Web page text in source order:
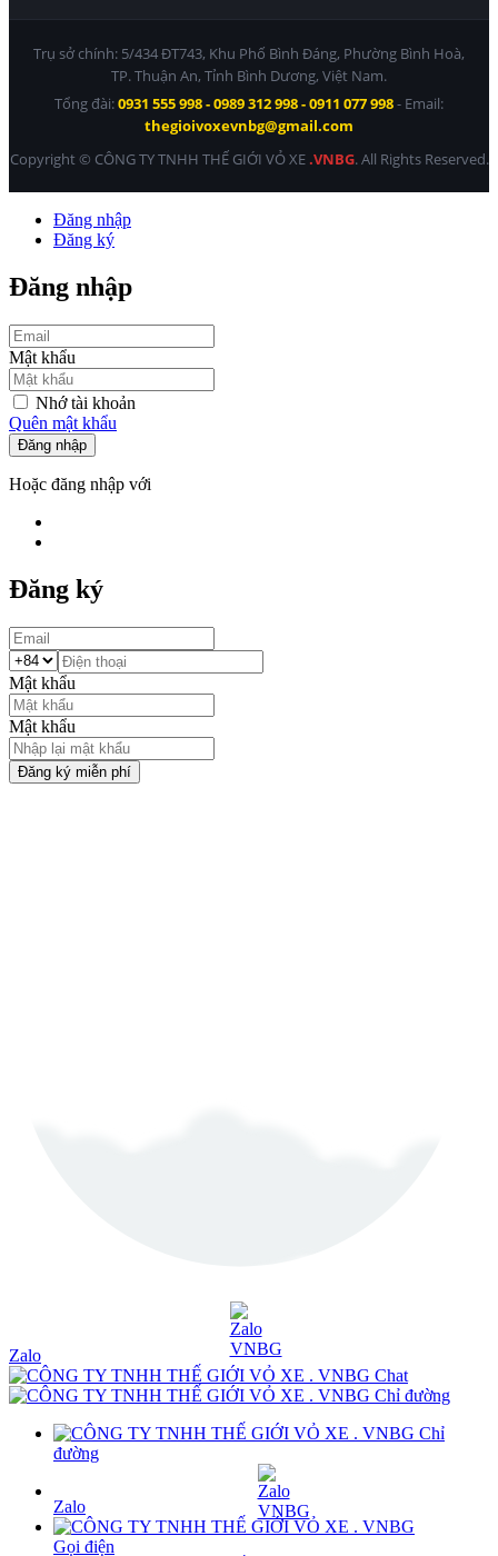
Trụ sở chính: 5/434 ĐT743, Khu Phố Bình Đáng, Phường Bình Hoà,
TP. Thuận An, Tỉnh Bình Dương, Việt Nam.
Tổng đài:0931 555 998 - 0989 312 998 - 0911 077 998- Email:
thegioivoxevnbg@gmail.com
Copyright © CÔNG TY TNHH THẾ GIỚI VỎ XE.VNBG. All Rights Reserved.
Đăng nhập
Đăng ký
Đăng nhập
Mật khẩu
Nhớ tài khoản
Quên mật khẩu
Đăng nhập
Hoặc đăng nhập với
Đăng ký
Mật khẩu
Mật khẩu
Đăng ký miễn phí
Zalo
Chat
Chỉ đường
Chỉ
đường
Zalo
Gọi điện